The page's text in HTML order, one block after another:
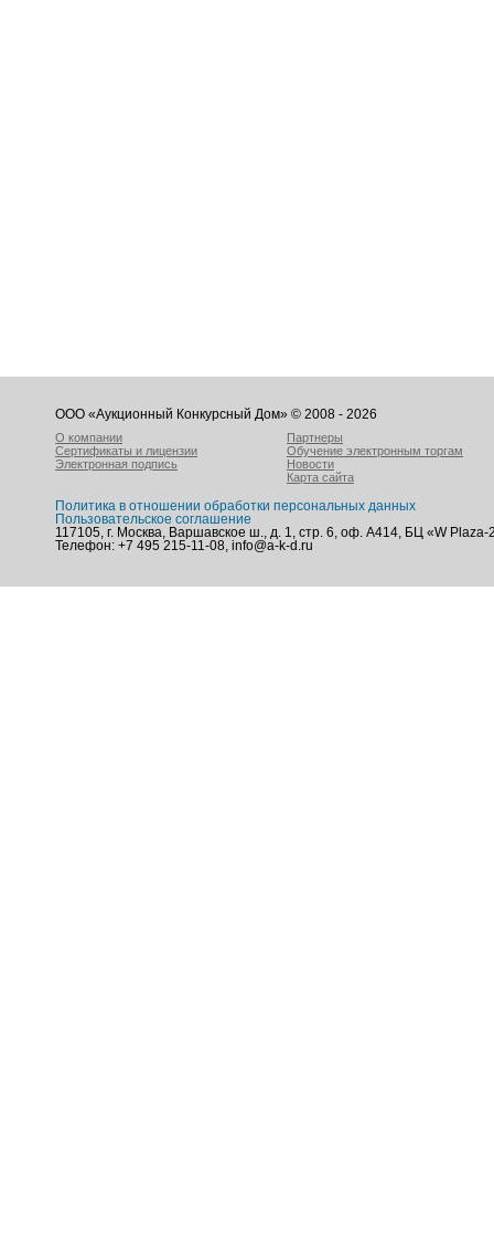
ООО «Аукционный Конкурсный Дом» © 2008 - 2026
О компании
Сертификаты и лицензии
Электронная подпись
Партнеры
Обучение электронным торгам
Новости
Карта сайта
Политика в отношении обработки персональных данных
Пользовательское соглашение
117105, г. Москва, Варшавское ш., д. 1, стр. 6, оф. А414, БЦ «W Plaza-
Телефон: +7 495 215-11-08, info@a-k-d.ru